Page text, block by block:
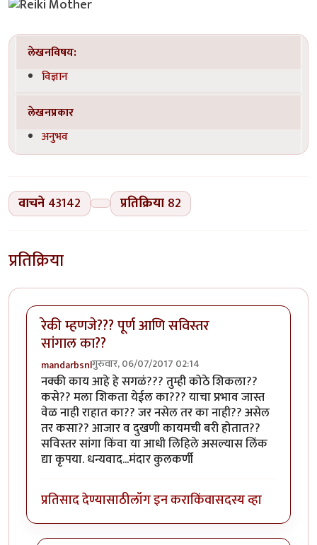
लेखनविषय:
विज्ञान
लेखनप्रकार
अनुभव
वाचने 43142 प्रतिक्रिया 82
प्रतिक्रिया
रेकी म्हणजे??? पूर्ण आणि सविस्तर
सांगाल का??
mandarbsnlगुरुवार, 06/07/2017 02:14
नक्की काय आहे हे सगळं??? तुम्ही कोठे शिकला??
कसे?? मला शिकता येईल का??? याचा प्रभाव जास्त
वेळ नाही राहात का?? जर नसेल तर का नाही‍?? असेल
तर कसा?? आजार व दुखणी कायमची बरी होतात??
सविस्तर सांगा किंवा या आधी लिहिले असल्यास लिंक
द्या कृपया. धन्यवाद...मंदार कुलकर्णी
प्रतिसाद देण्यासाठीलॉग इन कराकिंवासदस्य व्हा